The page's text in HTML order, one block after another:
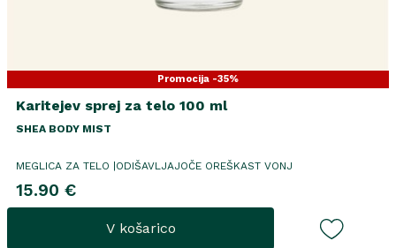
Promocija -35%
Karitejev sprej za telo 100 ml
SHEA BODY MIST
MEGLICA ZA TELO |ODIŠAVLJAJOČE OREŠKAST VONJ
15.90 €
V košarico